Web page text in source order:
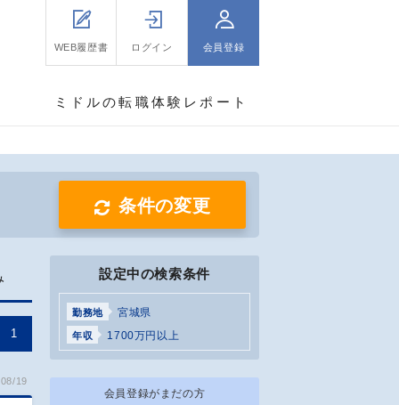
WEB履歴書 ログイン 会員登録
ミドルの転職体験レポート
条件の変更
1
19
設定中の検索条件
勤務地 宮城県
年収 1700万円以上
会員登録がまだの方